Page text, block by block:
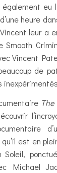
eu
heure
leur a
Smooth
Vincent
de
est en
Soleil,
Michael